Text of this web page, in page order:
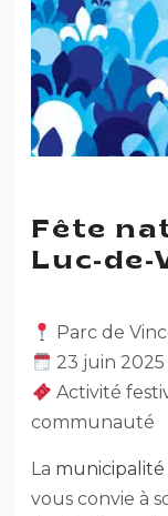
Fête
Luc-de-
Parc de
23 juin 2025
Activité
communauté
La
vousconvieà